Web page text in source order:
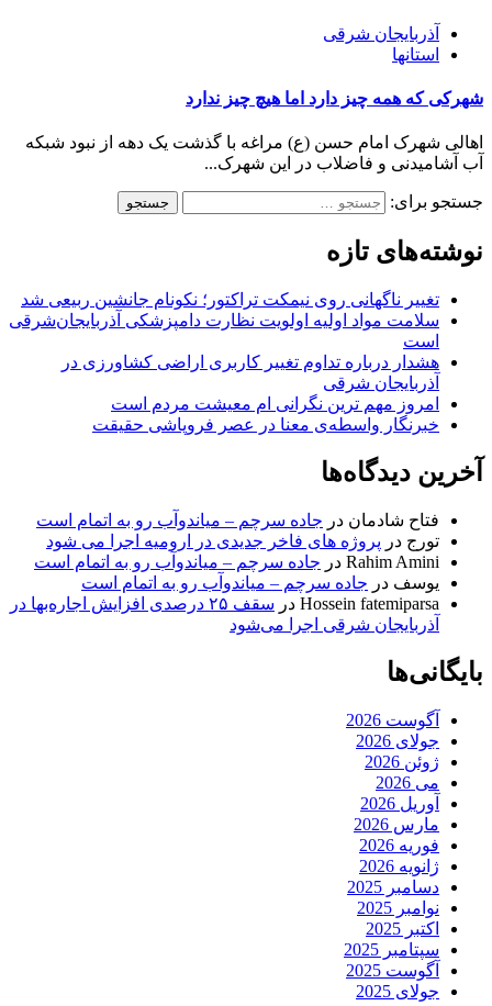
آذربایجان شرقی
استانها
شهرکی که همه چیز دارد اما هیچ چیز ندارد
اهالی شهرک امام حسن (ع) مراغه با گذشت یک دهه از نبود شبکه
آب آشامیدنی و فاضلاب در این شهرک...
جستجو برای:
نوشته‌های تازه
تغییر ناگهانی روی نیمکت تراکتور؛ نکونام جانشین ربیعی شد
سلامت مواد اولیه اولویت نظارت دامپزشکی آذربایجان‌شرقی
است
هشدار درباره تداوم تغییر کاربری اراضی کشاورزی در
آذربایجان شرقی
امروز مهم‌ ترین نگرانی‌ ام معیشت مردم است
خبرنگار واسطه‌ی معنا در عصر فروپاشی حقیقت
آخرین دیدگاه‌ها
فتاح شادمان در جاده سرچم – میاندوآب رو به اتمام است
تورج در پروژه های فاخر جدیدی در ارومیه اجرا می شود
Rahim Amini در جاده سرچم – میاندوآب رو به اتمام است
یوسف در جاده سرچم – میاندوآب رو به اتمام است
Hossein fatemiparsa در
سقف ۲۵ درصدی افزایش اجاره‌بها در
آذربایجان شرقی اجرا می‌شود
بایگانی‌ها
آگوست 2026
جولای 2026
ژوئن 2026
می 2026
آوریل 2026
مارس 2026
فوریه 2026
ژانویه 2026
دسامبر 2025
نوامبر 2025
اکتبر 2025
سپتامبر 2025
آگوست 2025
جولای 2025